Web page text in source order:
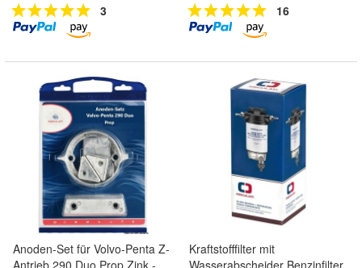
3 16
Anoden-Set für Volvo-Penta Z-
Antrieb 290 Duo Prop Zink -
Kraftstofffilter mit
Wasserabscheider Benzinfilter